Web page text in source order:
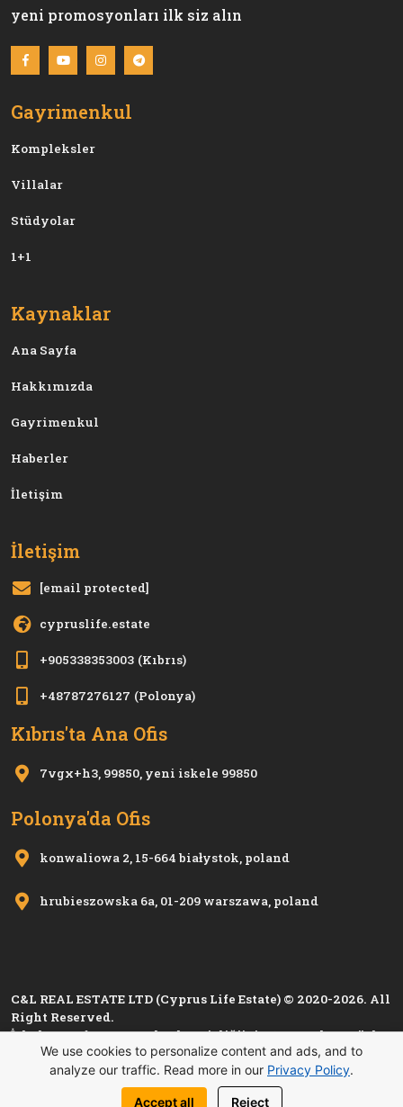
yeni promosyonları ilk siz alın
Gayrimenkul
Kompleksler
Villalar
Stüdyolar
1+1
Kaynaklar
Ana Sayfa
Hakkımızda
Gayrimenkul
Haberler
İletişim
İletişim
[email protected]
cypruslife.estate
+905338353003 (Kıbrıs)
+48787276127 (Polonya)
Kıbrıs'ta Ana Ofis
7vgx+h3, 99850, yeni i̇skele 99850
Polonya'da Ofis
konwaliowa 2, 15-664 białystok, poland
hrubieszowska 6a, 01-209 warszawa, poland
C&L REAL ESTATE LTD (Cyprus Life Estate) © 2020-2026. All
Right Reserved.
İskele Esnaf ve Zanaatkarlar Birliği'nin 1280, Kıbrıs Türk
Esnaf ve Zanaatkarlar Odası'nın i 1501sicil numarası ile
kayıtlı üyesidir.
Gizlilik Politikası
We use cookies to personalize content and ads, and to
analyze our traffic. Read more in our Privacy Policy.
Accept all Reject